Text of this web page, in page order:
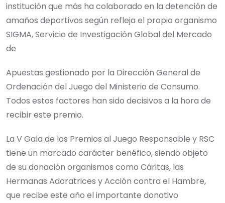
institución que más ha colaborado en la detención de
amaños deportivos según refleja el propio organismo
SIGMA, Servicio de Investigación Global del Mercado
de
Apuestas gestionado por la Dirección General de
Ordenación del Juego del Ministerio de Consumo.
Todos estos factores han sido decisivos a la hora de
recibir este premio.
La V Gala de los Premios al Juego Responsable y RSC
tiene un marcado carácter benéfico, siendo objeto
de su donación organismos como Cáritas, las
Hermanas Adoratrices y Acción contra el Hambre,
que recibe este año el importante donativo